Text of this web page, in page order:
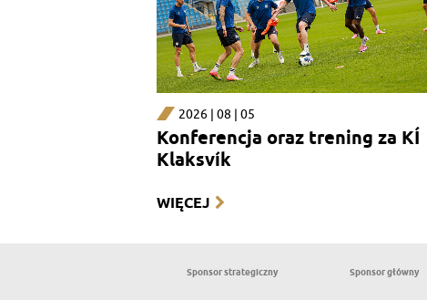
2026 | 08 | 05
Konferencja oraz trening za KÍ
Klaksvík
WIĘCEJ
Sponsor strategiczny Sponsor główny